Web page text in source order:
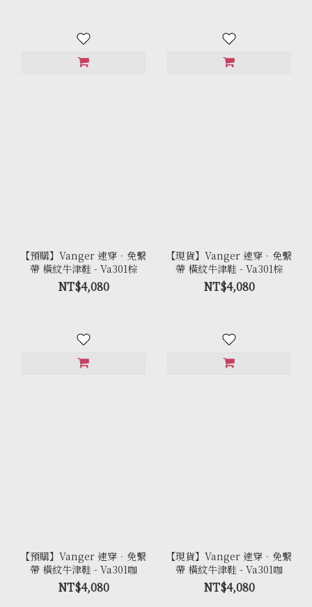
【預購】Vanger 速穿．免繫
帶 橫紋牛津鞋 - Va301棕
NT$4,080
【現貨】Vanger 速穿．免繫
帶 橫紋牛津鞋 - Va301棕
NT$4,080
【預購】Vanger 速穿．免繫
帶 橫紋牛津鞋 - Va301咖
NT$4,080
【現貨】Vanger 速穿．免繫
帶 橫紋牛津鞋 - Va301咖
NT$4,080